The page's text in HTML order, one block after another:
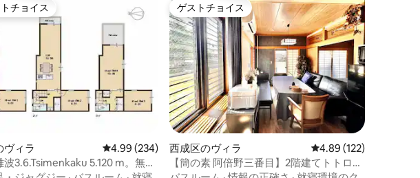
4.94つ星の平均評価
ゲストチョイスです。
チョイス
ヴィラ レビュー234件、5つ星中4.99つ星の平均評価
4.99 (234)
3.6.Tsimenkaku 5.120 m。無料
新規オープン！
ゲストチョイス
ゲストチョイス
西成区のヴィラ レビュー122件、5つ
4.89 (122)
【簡の素 阿倍野三番目】2階建てトトロハ
ウス/まるまる貸切/無料駐車/聖天坂駅ま